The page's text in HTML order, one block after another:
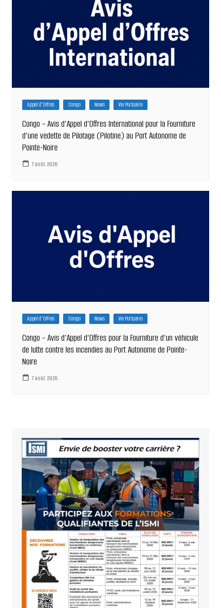
Appel d'Offres Congo News Vie Portuaire
Congo – Avis d’Appel d’Offres International pour la Fourniture
d’une vedette de Pilotage (Pilotine) au Port Autonome de
Pointe-Noire
7 août 2026
Appel d'Offres Congo News Vie Portuaire
Congo – Avis d’Appel d’Offres pour la Fourniture d’un véhicule
de lutte contre les incendies au Port Autonome de Pointe-
Noire
7 août 2026